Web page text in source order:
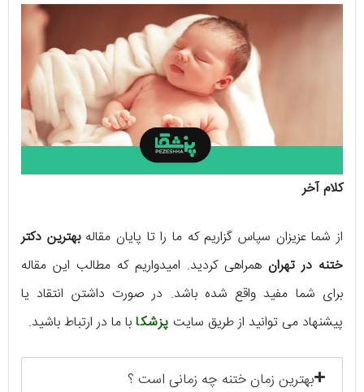
کلام آخر
از شما عزیزان سپاس گزاریم که ما را تا پایان مقالهبهترین دکتر
ختنه در تهران همراهی کردید. امیدواریم که مطالب این مقاله
برای شما مفید واقع شده باشد. در صورت داشتن انتقاد یا
پیشنهاد می توانید از طریق سایت پزشکابا ما در ارتباط باشید.
بهترین زمان ختنه چه زمانی است ؟